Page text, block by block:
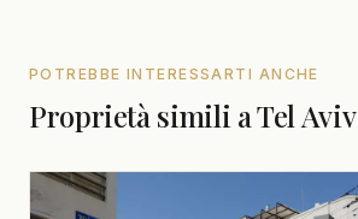
POTREBBE INTERESSARTI ANCHE
Proprietà simili a Tel Aviv